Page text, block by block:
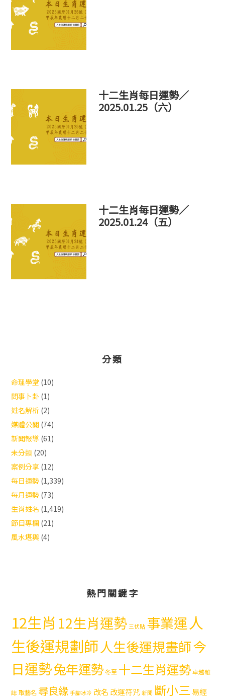
十二生肖每日運勢／
2025.01.25（六）
十二生肖每日運勢／
2025.01.24（五）
分類
命理學堂 (10)
問事卜卦 (1)
姓名解析 (2)
媒體公關 (74)
新聞報導 (61)
未分類 (20)
案例分享 (12)
每日運勢 (1,339)
每月運勢 (73)
生肖姓名 (1,419)
節目專欄 (21)
風水堪輿 (4)
熱門關鍵字
12生肖 12生肖運勢 三伏貼 事業運人
生後運規劃師 人生後運規畫師今
日運勢兔年運勢冬至 十二生肖運勢 卓越雜
誌 取藝名 尋良緣 手腳冰冷 改名 改運符咒 新聞 斷小三易經